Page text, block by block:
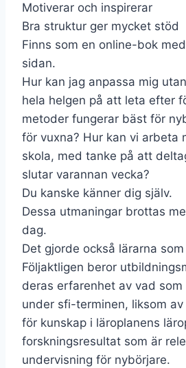
Motiverar och inspirerar
Bra struktur ger mycket stöd
Finns som en online-bok
sidan.
Hur kan jag anpassa mig
hela helgen på att leta efter
metoder fungerar bäst för
för vuxna? Hur kan vi arbeta
skola, med tanke på att
slutar varannan vecka?
Du kanske känner dig själv.
Dessa utmaningar brottas
dag.
Det gjorde också lärarna
Följaktligen beror
deras erfarenhet av vad
under sfi-terminen, liksom
för kunskap i läroplanens
forskningsresultat som är
undervisning för nybörjare.